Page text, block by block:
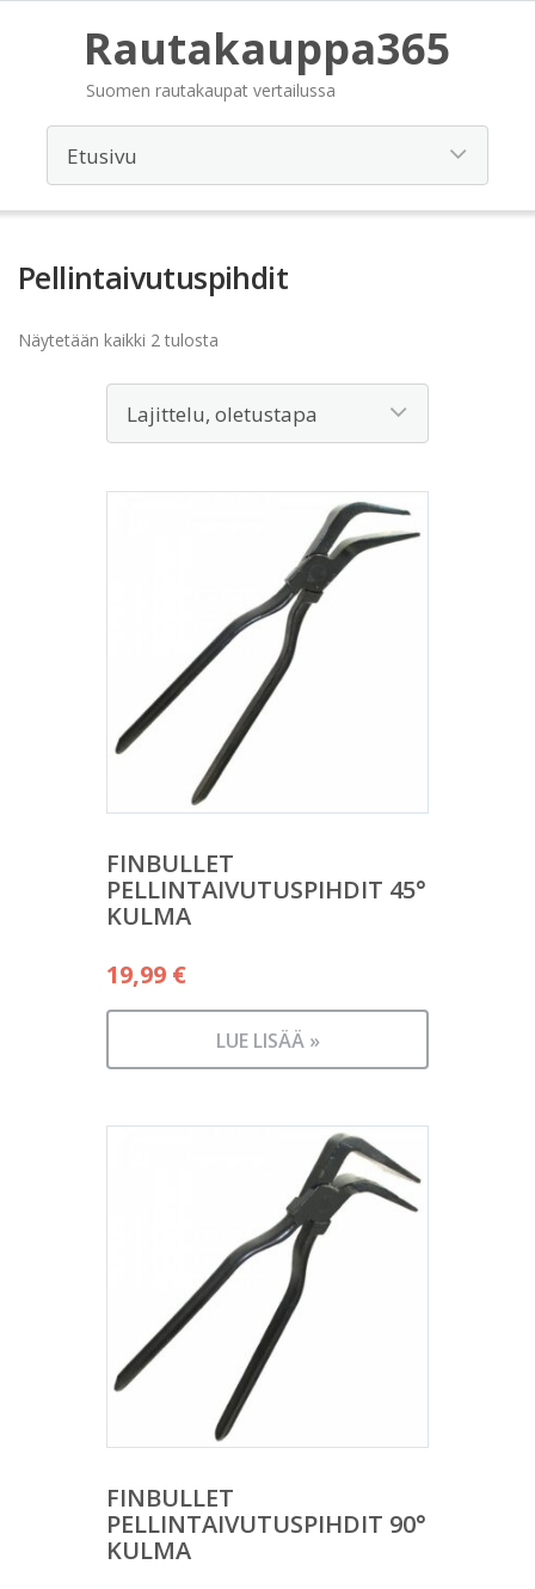
Rautakauppa365
Suomen rautakaupat vertailussa
Pellintaivutuspihdit
Näytetään kaikki 2 tulosta
FINBULLET
PELLINTAIVUTUSPIHDIT 45°
KULMA
19,99 €
LUE LISÄÄ »
FINBULLET
PELLINTAIVUTUSPIHDIT 90°
KULMA